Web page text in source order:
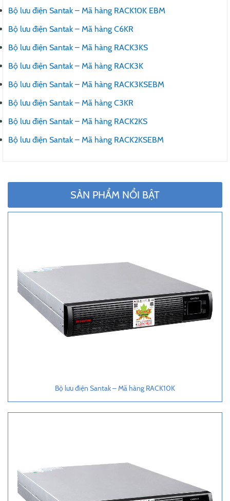
Bộ lưu điện Santak – Mã hàng RACK10K EBM
Bộ lưu điện Santak – Mã hàng C6KR
Bộ lưu điện Santak – Mã hàng RACK3KS
Bộ lưu điện Santak – Mã hàng RACK3K
Bộ lưu điện Santak – Mã hàng RACK3KSEBM
Bộ lưu điện Santak – Mã hàng C3KR
Bộ lưu điện Santak – Mã hàng RACK2KS
Bộ lưu điện Santak – Mã hàng RACK2KSEBM
SẢN PHẨM NỔI BẬT
Bộ lưu điện Santak – Mã hàng RACK10K